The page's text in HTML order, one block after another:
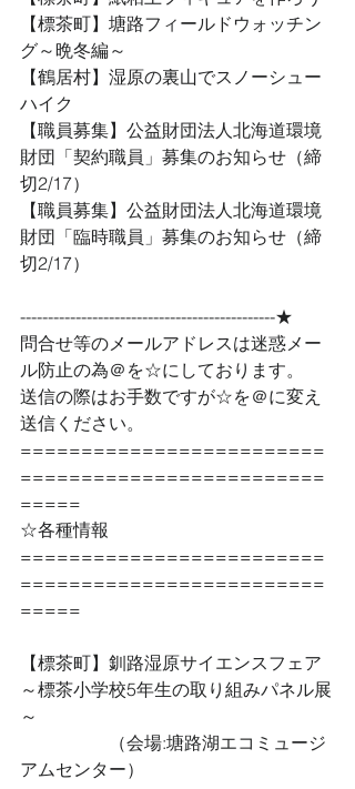
【標茶町】塘路フィールドウォッチン
グ～晩冬編～
【鶴居村】湿原の裏山でスノーシュー
ハイク
【職員募集】公益財団法人北海道環境
財団「契約職員」募集のお知らせ（締
切2/17）
【職員募集】公益財団法人北海道環境
財団「臨時職員」募集のお知らせ（締
切2/17）
----------------------------------------------★
問合せ等のメールアドレスは迷惑メー
ル防止の為＠を☆にしております。
送信の際はお手数ですが☆を＠に変え
送信ください。
=========================
=========================
=====
☆各種情報
=========================
=========================
=====
【標茶町】釧路湿原サイエンスフェア
～標茶小学校5年生の取り組みパネル展
～
（会場:塘路湖エコミュージ
アムセンター）